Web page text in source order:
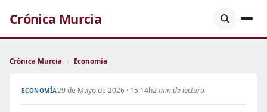
Crónica Murcia
Crónica Murcia › Economía
ECONOMÍA29 de Mayo de 2026 · 15:14h2 min de lectura